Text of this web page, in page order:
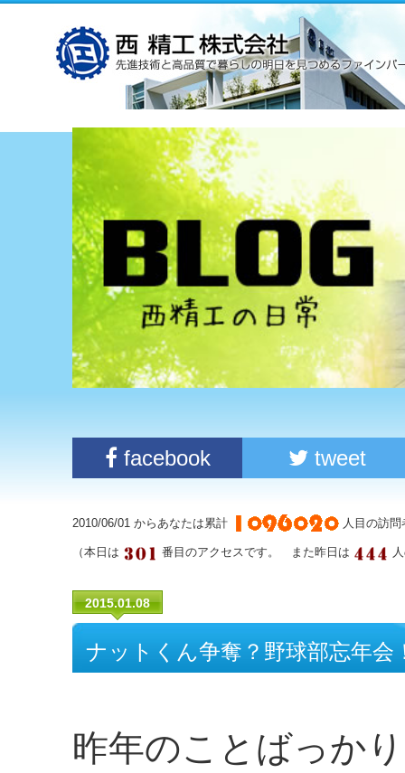
facebook tweet
2010/06/01 からあなたは累計 人目の訪
（本日は 番目のアクセスです。 また昨日は
2015.01.08
ナットくん争奪？野球部忘年会
昨年のことばっか